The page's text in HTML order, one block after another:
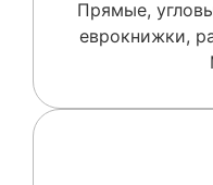
Прямые,
еврокнижки,